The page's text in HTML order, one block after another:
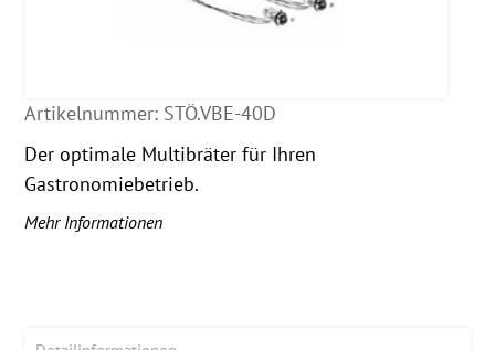
Artikelnummer: STÖ.VBE-40D
Der optimale Multibräter für Ihren
Gastronomiebetrieb.
Mehr Informationen